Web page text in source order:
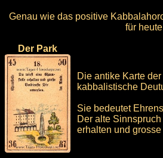
Genau wie das positive
für
Der Park
Die antike Karte
kabbalistische
Sie bedeutet
Der alte
erhalten und